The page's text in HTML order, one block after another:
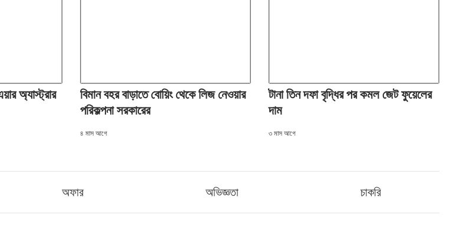
অ্যাস্ট্রার
বিমান বহর বাড়াতে বোয়িং থেকে লিজ নেওয়ার
পরিকল্পনা সরকারের
৪ মাস আগে
টানা তিন দফা বৃদ্ধির পর কমল জেট ফুয়েলের
দাম
৩ মাস আগে
অফার অভিজ্ঞতা চাকরি